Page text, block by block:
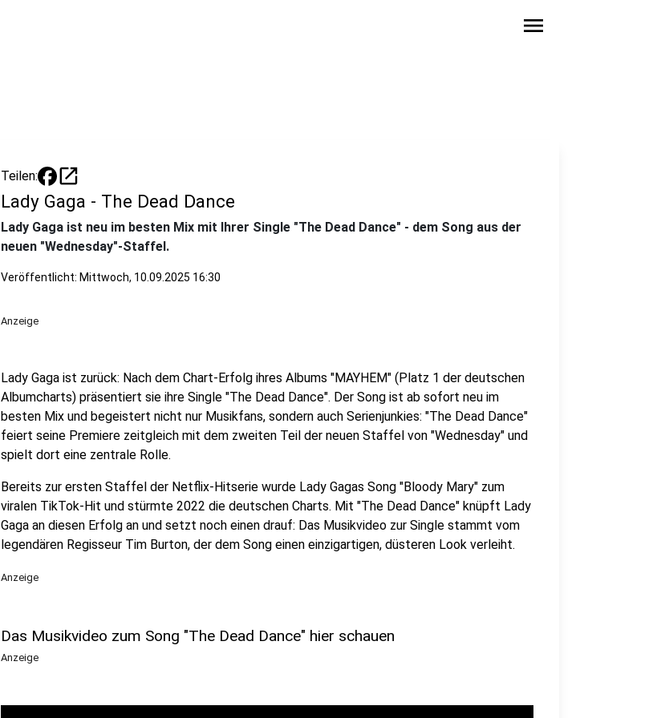
menu
Teilen: open_in_new
Lady Gaga - The Dead Dance
Lady Gaga ist neu im besten Mix mit Ihrer Single "The Dead Dance" - dem Song aus der
neuen "Wednesday"-Staffel.
Veröffentlicht: Mittwoch, 10.09.2025 16:30
Anzeige
Lady Gaga ist zurück: Nach dem Chart-Erfolg ihres Albums "MAYHEM" (Platz 1 der deutschen
Albumcharts) präsentiert sie ihre Single "The Dead Dance". Der Song ist ab sofort neu im
besten Mix und begeistert nicht nur Musikfans, sondern auch Serienjunkies: "The Dead Dance"
feiert seine Premiere zeitgleich mit dem zweiten Teil der neuen Staffel von "Wednesday" und
spielt dort eine zentrale Rolle.
Bereits zur ersten Staffel der Netflix-Hitserie wurde Lady Gagas Song "Bloody Mary" zum
viralen TikTok-Hit und stürmte 2022 die deutschen Charts. Mit "The Dead Dance" knüpft Lady
Gaga an diesen Erfolg an und setzt noch einen drauf: Das Musikvideo zur Single stammt vom
legendären Regisseur Tim Burton, der dem Song einen einzigartigen, düsteren Look verleiht.
Anzeige
Das Musikvideo zum Song "The Dead Dance" hier schauen
Anzeige